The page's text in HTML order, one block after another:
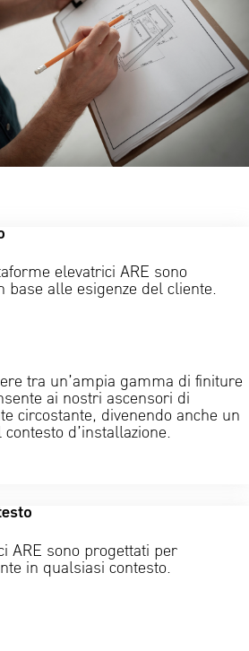
elevatrici ARE sono
base alle esigenze del cliente.
tra un’ampia gamma di finiture
ai nostri ascensori di
circostante, divenendo anche un
d’installazione.
ARE sono progettati per
in qualsiasi contesto.